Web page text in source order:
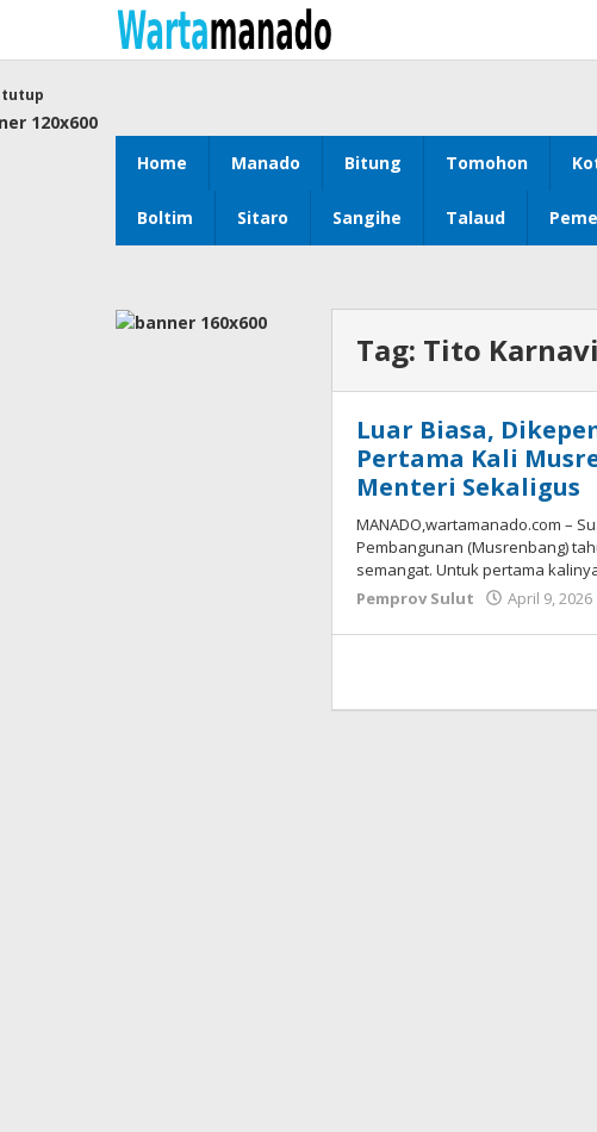
konten
Home Manado Bitung Tomohon
Boltim Sitaro Sangihe Talaud
tutup
Tag: Tito
Luar Biasa,
Pertama Kali
Menteri Sekaligus
MANADO,wartamanado.com –
Pembangunan (Musrenbang)
semangat. Untuk pertama
Pemprov Sulut
April 9, 2026